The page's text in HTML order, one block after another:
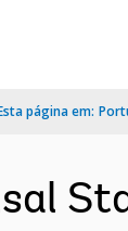
página em: